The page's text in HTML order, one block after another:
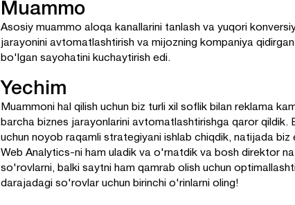
Muammo
Asosiy muammo aloqa kanallarini tanlash va yuqori
jarayonini avtomatlashtirish va mijozning kompaniya
bo'lgan sayohatini kuchaytirish edi.
Yechim
Muammoni hal qilish uchun biz turli xil soflik bilan reklama
barcha biznes jarayonlarini avtomatlashtirishga qaror qildik.
uchun noyob raqamli strategiyani ishlab chiqdik, natijada
Web Analytics-ni ham uladik va o'rnatdik va bosh direktor
so'rovlarni, balki saytni ham qamrab olish uchun
darajadagi so'rovlar uchun birinchi o'rinlarni oling!